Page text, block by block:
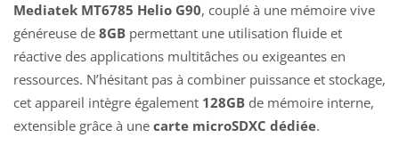
Mediatek MT6785 Helio G90, couplé à une mémoire vive
généreuse de 8GB permettant une utilisation fluide et
réactive des applications multitâches ou exigeantes en
ressources. N’hésitant pas à combiner puissance et stockage,
cet appareil intègre également 128GB de mémoire interne,
extensible grâce à une carte microSDXC dédiée.